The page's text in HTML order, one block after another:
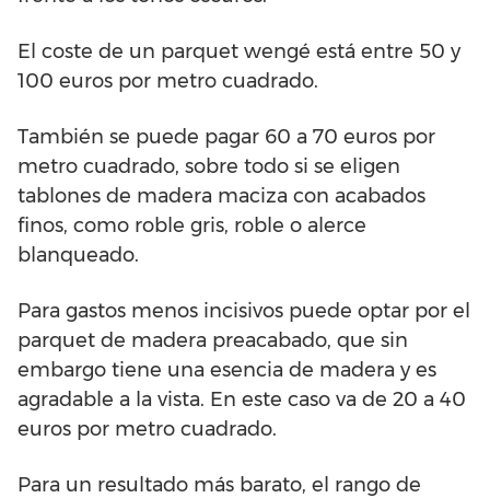
El coste de un parquet wengé está entre 50 y
100 euros por metro cuadrado.
También se puede pagar 60 a 70 euros por
metro cuadrado, sobre todo si se eligen
tablones de madera maciza con acabados
finos, como roble gris, roble o alerce
blanqueado.
Para gastos menos incisivos puede optar por el
parquet de madera preacabado, que sin
embargo tiene una esencia de madera y es
agradable a la vista. En este caso va de 20 a 40
euros por metro cuadrado.
Para un resultado más barato, el rango de